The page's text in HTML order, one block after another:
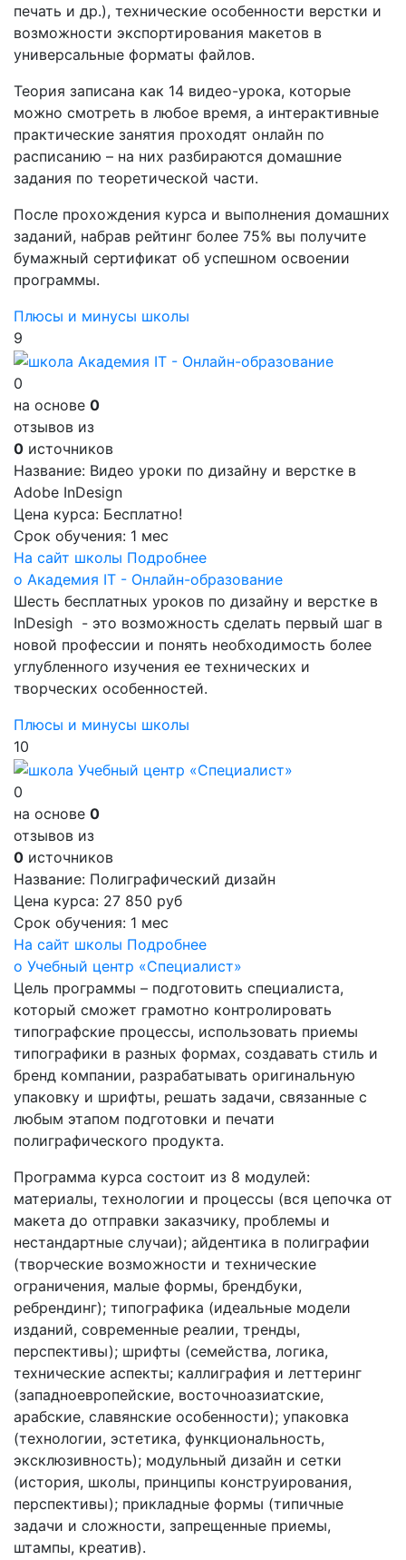
печать и др.), технические особенности верстки и
возможности экспортирования макетов в
универсальные форматы файлов.
Теория записана как 14 видео-урока, которые
можно смотреть в любое время, а интерактивные
практические занятия проходят онлайн по
расписанию – на них разбираются домашние
задания по теоретической части.
После прохождения курса и выполнения домашних
заданий, набрав рейтинг более 75% вы получите
бумажный сертификат об успешном освоении
программы.
Плюсы и минусы школы
9
0
на основе 0
отзывов из
0 источников
Название: Видео уроки по дизайну и верстке в
Adobe InDesign
Цена курса: Бесплатно!
Срок обучения: 1 мес
На сайт школы Подробнее
о Академия IT - Онлайн-образование
Шесть бесплатных уроков по дизайну и верстке в
InDesigh - это возможность сделать первый шаг в
новой профессии и понять необходимость более
углубленного изучения ее технических и
творческих особенностей.
Плюсы и минусы школы
10
0
на основе 0
отзывов из
0 источников
Название: Полиграфический дизайн
Цена курса: 27 850 руб
Срок обучения: 1 мес
На сайт школы Подробнее
о Учебный центр «Специалист»
Цель программы – подготовить специалиста,
который сможет грамотно контролировать
типографские процессы, использовать приемы
типографики в разных формах, создавать стиль и
бренд компании, разрабатывать оригинальную
упаковку и шрифты, решать задачи, связанные с
любым этапом подготовки и печати
полиграфического продукта.
Программа курса состоит из 8 модулей:
материалы, технологии и процессы (вся цепочка от
макета до отправки заказчику, проблемы и
нестандартные случаи); айдентика в полиграфии
(творческие возможности и технические
ограничения, малые формы, брендбуки,
ребрендинг); типографика (идеальные модели
изданий, современные реалии, тренды,
перспективы); шрифты (семейства, логика,
технические аспекты; каллиграфия и леттеринг
(западноевропейские, восточноазиатские,
арабские, славянские особенности); упаковка
(технологии, эстетика, функциональность,
эксклюзивность); модульный дизайн и сетки
(история, школы, принципы конструирования,
перспективы); прикладные формы (типичные
задачи и сложности, запрещенные приемы,
штампы, креатив).